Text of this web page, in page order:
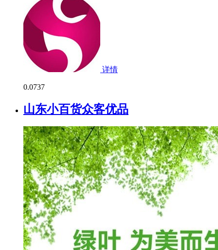
详情
0.0737
山东小百货众客优品